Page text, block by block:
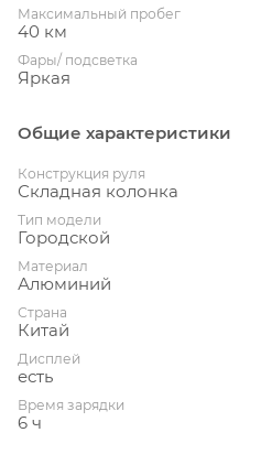
Максимальный пробег
40 км
Фары/ подсветка
Яркая
Общие характеристики
Конструкция руля
Складная колонка
Тип модели
Городской
Материал
Алюминий
Страна
Китай
Дисплей
есть
Время зарядки
6 ч